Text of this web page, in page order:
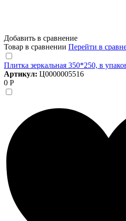
Добавить в сравнение
Товар в сравнении Перейти в
Плитка зеркальная 350*250, в
Артикул: Ц0000005516
0 Р